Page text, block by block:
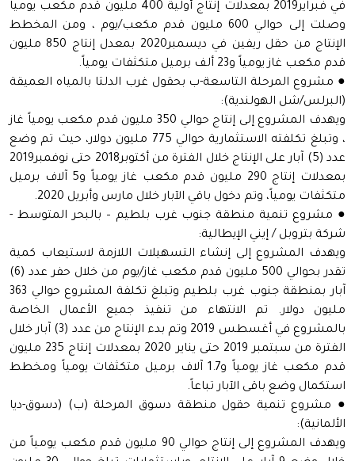
في فبراير2019 بمعدلات إنتاج أولية 400 مليون قدم مكعب يومياً
وصلت إلى حوالي 600 مليون قدم مكعب/يوم ، ومن المخطط
الإنتاج من حقل ريفين في ديسمبر2020 بمعدل إنتاج 850 مليون
قدم مكعب غاز يومياً و23 ألف برميل متكثفات يومياً.
● مشروع المرحلة التاسعة-ب بحقول غرب الدلتا بالمياه العميقة
(البرلس/شل الهولندية):
ويهدف المشروع إلى إنتاج حوالي 350 مليون قدم مكعب يومياً غاز
، وتبلغ تكلفته الاستثمارية حوالي 775 مليون دولار، حيث تم وضع
عدد (5) آبار على الإنتاج خلال الفترة من أكتوبر2018 حتى نوفمبر2019
بمعدلات إنتاج 290 مليون قدم مكعب غاز يومياً و5 آلاف برميل
متكثفات يومياً، وتم دخول باقي الآبار خلال مارس وأبريل 2020.
● مشروع تنمية منطقة جنوب غرب بلطيم – بالبحر المتوسط -
شركة بتروبل / إيني الإيطالية:
ويهدف المشروع إلى إنشاء التسهيلات اللازمة لاستيعاب كمية
تقدر بحوالي 500 مليون قدم مكعب غاز/يوم من خلال حفر عدد (6)
آبار بمنطقة جنوب غرب بلطيم وتبلغ تكلفة المشروع حوالي 363
مليون دولار. تم الانتهاء من تنفيذ جميع الأعمال الخاصة
بالمشروع في أغسطس 2019 وتم بدء الإنتاج من عدد (3) آبار خلال
الفترة من سبتمبر 2019 حتى يناير 2020 بمعدلات إنتاج 235 مليون
قدم مكعب غاز يومياً و1.7 آلاف برميل متكثفات يومياً ومخطط
استكمال وضع باقى الآبار تباعاً.
● مشروع تنمية حقول منطقة دسوق المرحلة (ب) (دسوق-ديا
الألمانية):
ويهدف المشروع إلى إنتاج حوالي 90 مليون قدم مكعب يومياً من